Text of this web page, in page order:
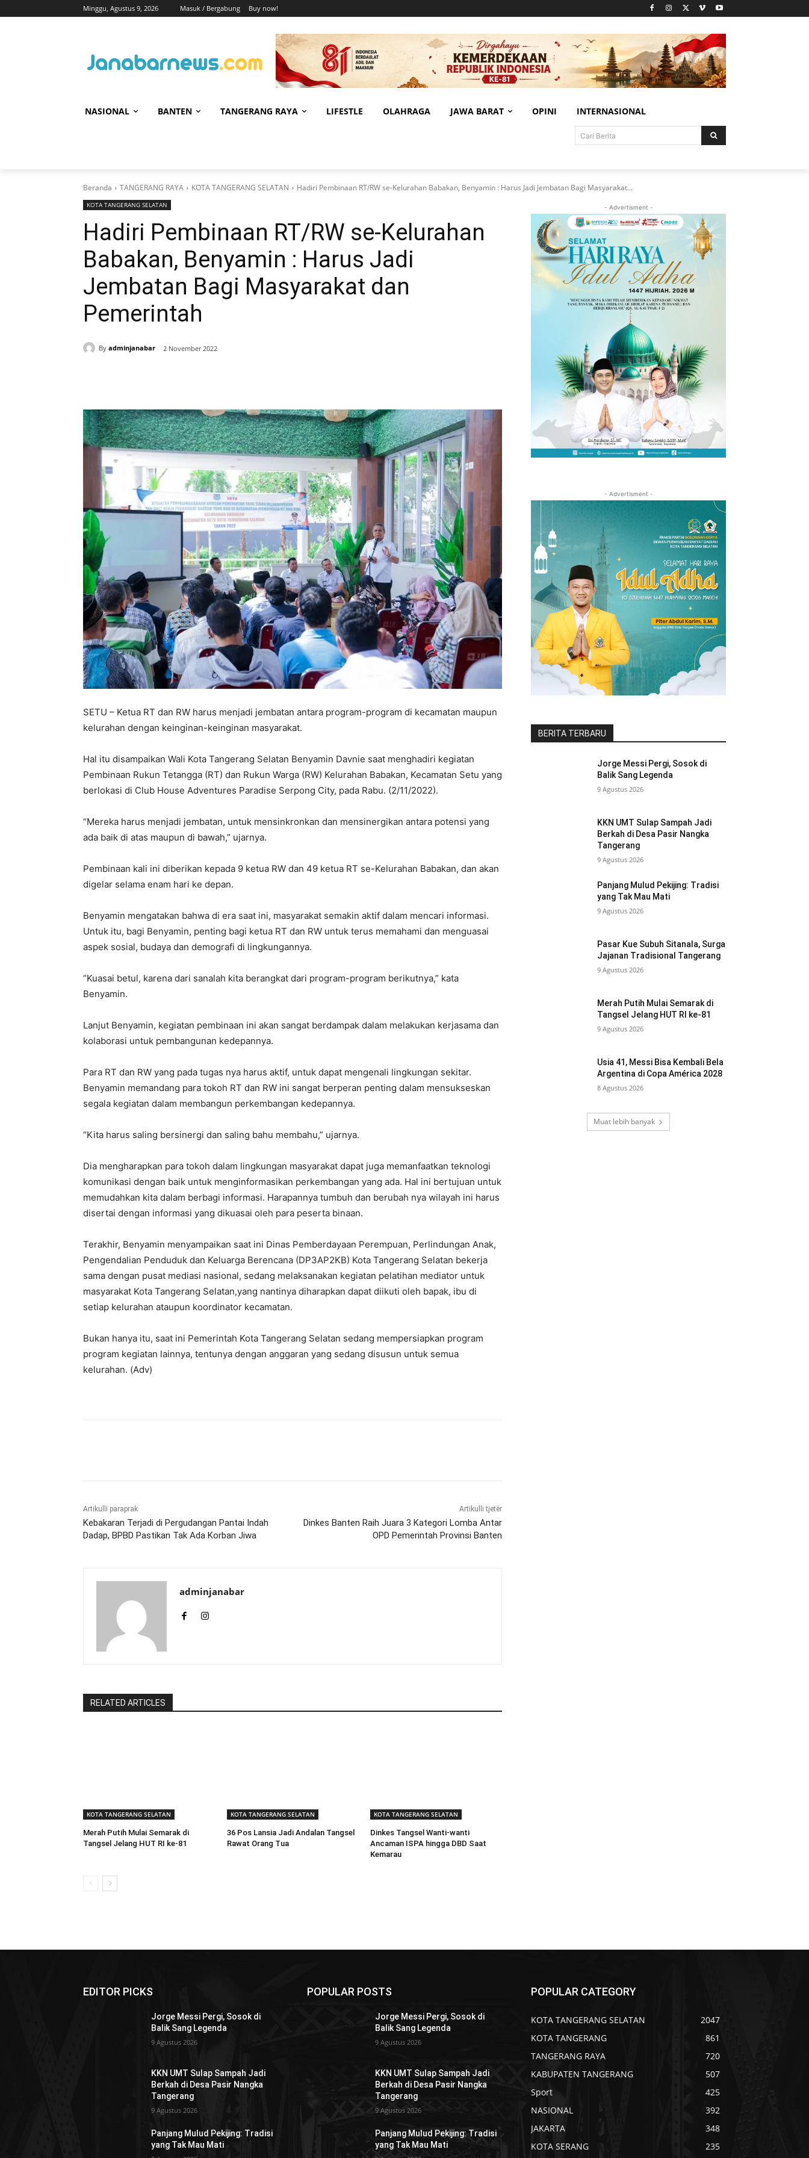
Minggu, Agustus 9, 2026 Masuk / Bergabung Buy now!
NASIONAL BANTEN TANGERANG RAYA LIFESTLE OLAHRAGA JAWA BARAT OPINI INTERNASIONAL
Cari Berita
Beranda TANGERANG RAYA KOTA TANGERANG SELATAN Hadiri Pembinaan RT/RW se-Kelurahan Babakan, Benyamin : Harus Jadi Jembatan Bagi Masyarakat...
KOTA TANGERANG SELATAN
Hadiri Pembinaan RT/RW se-Kelurahan
Babakan, Benyamin : Harus Jadi
Jembatan Bagi Masyarakat dan
Pemerintah
By adminjanabar 2 November 2022
SETU – Ketua RT dan RW harus menjadi jembatan antara program-program di kecamatan maupun
kelurahan dengan keinginan-keinginan masyarakat.
Hal itu disampaikan Wali Kota Tangerang Selatan Benyamin Davnie saat menghadiri kegiatan
Pembinaan Rukun Tetangga (RT) dan Rukun Warga (RW) Kelurahan Babakan, Kecamatan Setu yang
berlokasi di Club House Adventures Paradise Serpong City, pada Rabu. (2/11/2022).
“Mereka harus menjadi jembatan, untuk mensinkronkan dan mensinergikan antara potensi yang
ada baik di atas maupun di bawah,” ujarnya.
Pembinaan kali ini diberikan kepada 9 ketua RW dan 49 ketua RT se-Kelurahan Babakan, dan akan
digelar selama enam hari ke depan.
Benyamin mengatakan bahwa di era saat ini, masyarakat semakin aktif dalam mencari informasi.
Untuk itu, bagi Benyamin, penting bagi ketua RT dan RW untuk terus memahami dan menguasai
aspek sosial, budaya dan demografi di lingkungannya.
“Kuasai betul, karena dari sanalah kita berangkat dari program-program berikutnya,” kata
Benyamin.
Lanjut Benyamin, kegiatan pembinaan ini akan sangat berdampak dalam melakukan kerjasama dan
kolaborasi untuk pembangunan kedepannya.
Para RT dan RW yang pada tugas nya harus aktif, untuk dapat mengenali lingkungan sekitar.
Benyamin memandang para tokoh RT dan RW ini sangat berperan penting dalam mensukseskan
segala kegiatan dalam membangun perkembangan kedepannya.
“Kita harus saling bersinergi dan saling bahu membahu,” ujarnya.
Dia mengharapkan para tokoh dalam lingkungan masyarakat dapat juga memanfaatkan teknologi
komunikasi dengan baik untuk menginformasikan perkembangan yang ada. Hal ini bertujuan untuk
memudahkan kita dalam berbagi informasi. Harapannya tumbuh dan berubah nya wilayah ini harus
disertai dengan informasi yang dikuasai oleh para peserta binaan.
Terakhir, Benyamin menyampaikan saat ini Dinas Pemberdayaan Perempuan, Perlindungan Anak,
Pengendalian Penduduk dan Keluarga Berencana (DP3AP2KB) Kota Tangerang Selatan bekerja
sama dengan pusat mediasi nasional, sedang melaksanakan kegiatan pelatihan mediator untuk
masyarakat Kota Tangerang Selatan,yang nantinya diharapkan dapat diikuti oleh bapak, ibu di
setiap kelurahan ataupun koordinator kecamatan.
Bukan hanya itu, saat ini Pemerintah Kota Tangerang Selatan sedang mempersiapkan program
program kegiatan lainnya, tentunya dengan anggaran yang sedang disusun untuk semua
kelurahan. (Adv)
Artikulli paraprak
Kebakaran Terjadi di Pergudangan Pantai Indah
Dadap, BPBD Pastikan Tak Ada Korban Jiwa
Artikulli tjetër
Dinkes Banten Raih Juara 3 Kategori Lomba Antar
OPD Pemerintah Provinsi Banten
adminjanabar
RELATED ARTICLES
KOTA TANGERANG SELATAN
Merah Putih Mulai Semarak di
Tangsel Jelang HUT RI ke-81
KOTA TANGERANG SELATAN
36 Pos Lansia Jadi Andalan Tangsel
Rawat Orang Tua
KOTA TANGERANG SELATAN
Dinkes Tangsel Wanti-wanti
Ancaman ISPA hingga DBD Saat
Kemarau
- Advertisment -
- Advertisment -
BERITA TERBARU
Jorge Messi Pergi, Sosok di
Balik Sang Legenda
9 Agustus 2026
KKN UMT Sulap Sampah Jadi
Berkah di Desa Pasir Nangka
Tangerang
9 Agustus 2026
Panjang Mulud Pekijing: Tradisi
yang Tak Mau Mati
9 Agustus 2026
Pasar Kue Subuh Sitanala, Surga
Jajanan Tradisional Tangerang
9 Agustus 2026
Merah Putih Mulai Semarak di
Tangsel Jelang HUT RI ke-81
9 Agustus 2026
Usia 41, Messi Bisa Kembali Bela
Argentina di Copa América 2028
8 Agustus 2026
Muat lebih banyak
EDITOR PICKS
Jorge Messi Pergi, Sosok di
Balik Sang Legenda
9 Agustus 2026
KKN UMT Sulap Sampah Jadi
Berkah di Desa Pasir Nangka
Tangerang
9 Agustus 2026
Panjang Mulud Pekijing: Tradisi
yang Tak Mau Mati
POPULAR POSTS
Jorge Messi Pergi, Sosok di
Balik Sang Legenda
9 Agustus 2026
KKN UMT Sulap Sampah Jadi
Berkah di Desa Pasir Nangka
Tangerang
9 Agustus 2026
Panjang Mulud Pekijing: Tradisi
yang Tak Mau Mati
POPULAR CATEGORY
KOTA TANGERANG SELATAN
2047
KOTA TANGERANG
861
TANGERANG RAYA
720
KABUPATEN TANGERANG
507
Sport
425
NASIONAL
392
JAKARTA
348
KOTA SERANG
235